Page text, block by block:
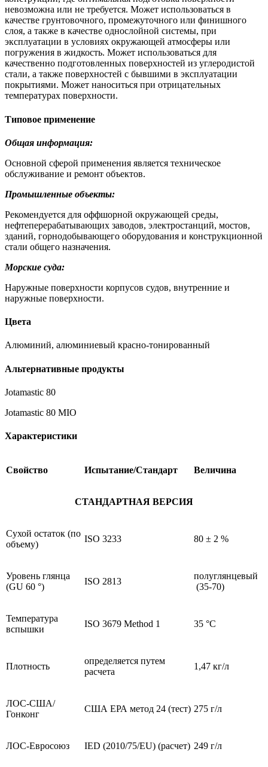
невозможна или не требуется. Может использоваться в
качестве грунтовочного, промежуточного или финишного
слоя, а также в качестве однослойной системы, при
эксплуатации в условиях окружающей атмосферы или
погружения в жидкость. Может использоваться для
качественно подготовленных поверхностей из углеродистой
стали, а также поверхностей с бывшими в эксплуатации
покрытиями. Может наноситься при отрицательных
температурах поверхности.
Типовое применение
Общая информация:
Основной сферой применения является техническое
обслуживание и ремонт объектов.
Промышленные объекты:
Рекомендуется для оффшорной окружающей среды,
нефтеперерабатывающих заводов, электростанций, мостов,
зданий, горнодобывающего оборудования и конструкционной
стали общего назначения.
Морские суда:
Наружные поверхности корпусов судов, внутренние и
наружные поверхности.
Цвета
Алюминий, алюминиевый красно-тонированный
Альтернативные продукты
Jotamastic 80
Jotamastic 80 MIO
Характеристики
Свойство Испытание/Стандарт Величина
СТАНДАРТНАЯ ВЕРСИЯ
Сухой остаток (по
объему)
ISO 3233 80 ± 2 %
Уровень глянца
(GU 60 °)
ISO 2813
полуглянцевый
(35-70)
Температура
вспышки
ISO 3679 Method 1 35 °C
Плотность
определяется путем
расчета
1,47 кг/л
ЛОС-США/
Гонконг
США ЕРА метод 24 (тест) 275 г/л
ЛОС-Евросоюз IED (2010/75/EU) (расчет) 249 г/л